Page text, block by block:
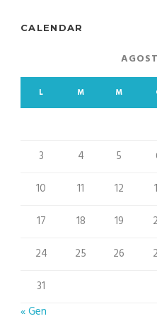
CALENDAR
L M M
3
4 5
10
11 12
17
18 19
24
25 26
31
« Gen